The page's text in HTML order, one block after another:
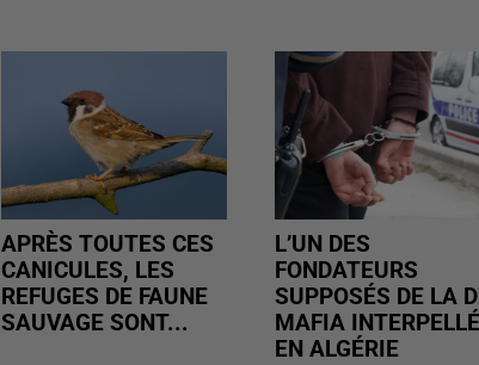
APRÈS TOUTES CES
CANICULES, LES
REFUGES DE FAUNE
SAUVAGE SONT...
L’UN DES
FONDATEURS
SUPPOSÉS DE LA
MAFIA INTERPELLÉ
EN ALGÉRIE